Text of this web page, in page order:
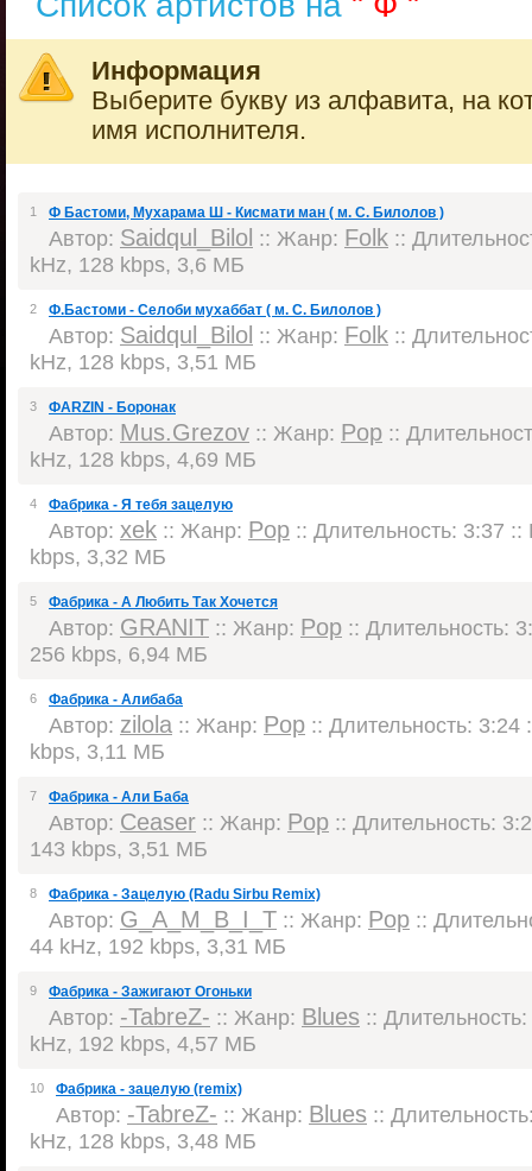
Информация
Выберите букву из алфавита, на
имя исполнителя.
1 Ф Бастоми, Мухарама Ш - Кисмати ман ( м. С. Билолов )
Автор: Saidqul_Bilol :: Жанр: Folk ::
kHz, 128 kbps, 3,6 МБ
2 Ф.Бастоми - Селоби мухаббат ( м. С. Билолов )
Автор: Saidqul_Bilol :: Жанр: Folk ::
kHz, 128 kbps, 3,51 МБ
3 ФARZIN - Боронак
Автор: Mus.Grezov :: Жанр: Pop ::
kHz, 128 kbps, 4,69 МБ
4 Фабрика - Я тебя зацелую
Автор: xek :: Жанр: Pop :: Длительность: 3:37
kbps, 3,32 МБ
5 Фабрика - А Любить Так Хочется
Автор: GRANIT :: Жанр: Pop :: Длительность:
256 kbps, 6,94 МБ
6 Фабрика - Алибаба
Автор: zilola :: Жанр: Pop :: Длительность: 3:24
kbps, 3,11 МБ
7 Фабрика - Али Баба
Автор: Ceaser :: Жанр: Pop :: Длительность:
143 kbps, 3,51 МБ
8 Фабрика - Зацелую (Radu Sirbu Remix)
Автор: G_A_M_B_I_T :: Жанр: Pop ::
44 kHz, 192 kbps, 3,31 МБ
9 Фабрика - Зажигают Огоньки
Автор: -TabreZ- :: Жанр: Blues ::
kHz, 192 kbps, 4,57 МБ
10 Фабрика - зацелую (remix)
Автор: -TabreZ- :: Жанр: Blues ::
kHz, 128 kbps, 3,48 МБ